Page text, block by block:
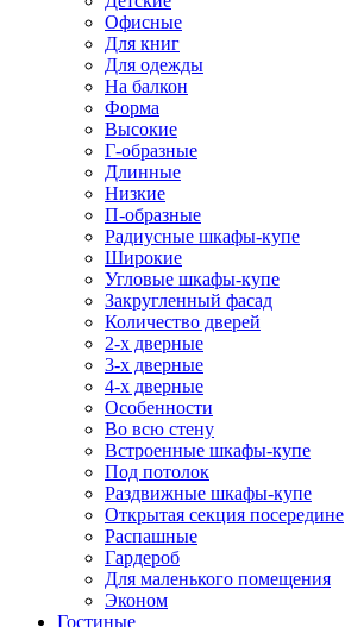
Офисные
Для книг
Для одежды
На балкон
Форма
Высокие
Г-образные
Длинные
Низкие
П-образные
Радиусные шкафы-купе
Широкие
Угловые шкафы-купе
Закругленный фасад
Количество дверей
2-х дверные
3-х дверные
4-х дверные
Особенности
Во всю стену
Встроенные шкафы-купе
Под потолок
Раздвижные шкафы-купе
Открытая секция посередине
Распашные
Гардероб
Для маленького помещения
Эконом
Гостиные